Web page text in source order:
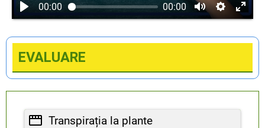
00:00 00:00
EVALUARE
Transpirația la plante